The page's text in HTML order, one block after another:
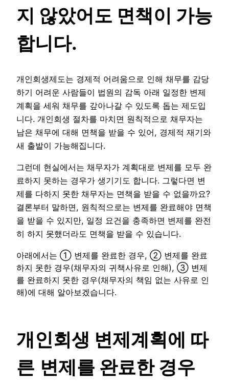
지 않았어도 면책이 가능
합니다.
개인회생제도는 경제적 어려움으로 인해 채무를 감당
하기 어려운 사람들이 법원의 감독 아래 일정한 변제
계획을 세워 채무를 갚아나갈 수 있도록 돕는 제도입
니다. 개인회생 절차를 마치면 원칙적으로 채무자는
남은 채무에 대해 면책을 받을 수 있어, 경제적 재기와
새 출발이 가능해집니다.
그런데 현실에서는 채무자가 계획대로 변제를 모두 완
료하지 못하는 경우가 생기기도 합니다. 그렇다면 변
제를 다하지 못한 채무자는 면책을 받을 수 없을까요?
결론부터 말하면, 원칙적으로는 변제를 완료해야 면책
을 받을 수 있지만, 일정 요건을 충족하면 변제를 완전
히 하지 못했더라도 면책을 받을 수 있습니다.
아래에서는 ① 변제를 완료한 경우, ② 변제를 완료
하지 못한 경우(채무자의 귀책사유로 인해), ③ 변제
를 완료하지 못한 경우(채무자의 책임 없는 사유로 인
해)에 대해 알아보겠습니다.
개인회생 변제계획에 따
른 변제를 완료한 경우